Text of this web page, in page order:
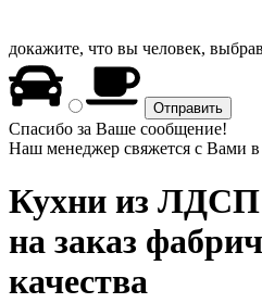
докажите, что вы человек, выбрав
Спасибо за Ваше сообщение!
Наш менеджер свяжется с Вами
Кухни из ЛДСП
на заказ
качества